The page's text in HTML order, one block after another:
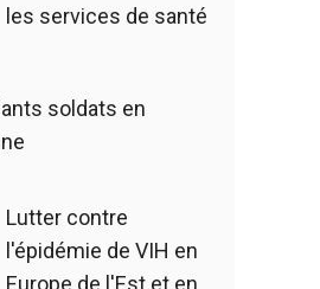
les services de santé
soldats en
Lutter contre
l'épidémie de VIH en
Europe de l'Est et en